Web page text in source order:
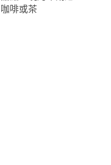
咖啡或茶